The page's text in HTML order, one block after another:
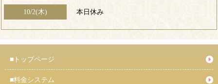
10/2(木) 本日休み
■ トップページ
■料金システム